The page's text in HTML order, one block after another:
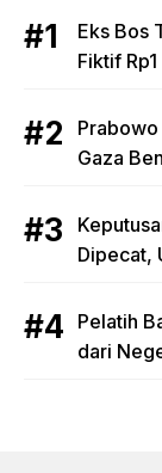
Eks Bos
Fiktif
Gaza
Dipecat,
Pelatih
dari